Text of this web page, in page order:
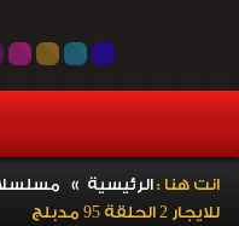
انت هنا :الرئيسية »
للايجار 2 الحلقة 95 مدبلج